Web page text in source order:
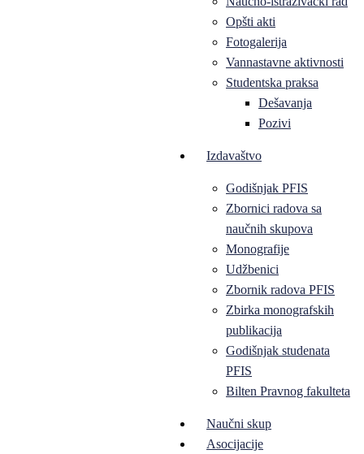
Opšti akti
Fotogalerija
Vannastavne aktivnosti
Studentska praksa
Dešavanja
Pozivi
Izdavaštvo
Godišnjak PFIS
Zbornici radova sa
naučnih skupova
Monografije
Udžbenici
Zbornik radova PFIS
Zbirka monografskih
publikacija
Godišnjak studenata
PFIS
Bilten Pravnog fakulteta
Naučni skup
Asocijacije